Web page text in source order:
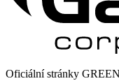
Oficiální stránky